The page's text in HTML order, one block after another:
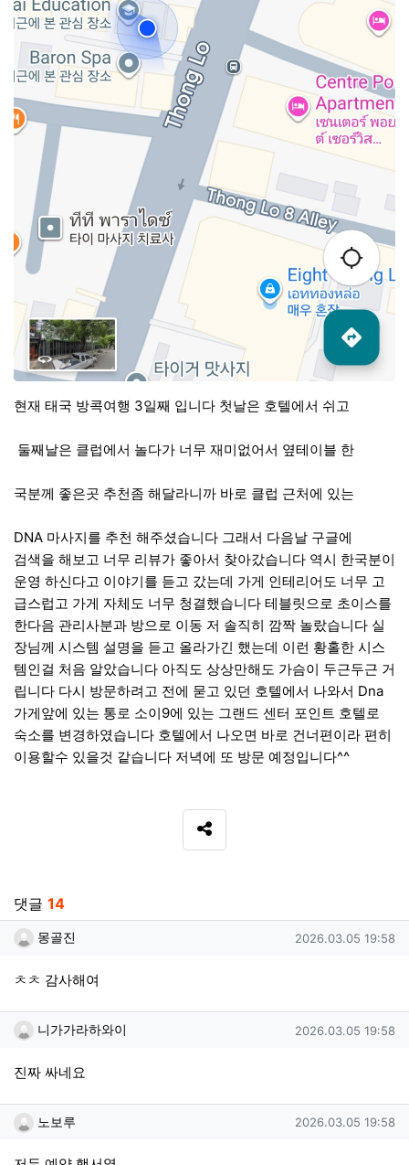
현재 태국 방콕여행 3일째 입니다 첫날은 호텔에서 쉬고
둘째날은 클럽에서 놀다가 너무 재미없어서 옆테이블 한
국분께 좋은곳 추천좀 해달라니까 바로 클럽 근처에 있는
DNA 마사지를 추천 해주셨습니다 그래서 다음날 구글에
검색을 해보고 너무 리뷰가 좋아서 찾아갔습니다 역시 한국분이
운영 하신다고 이야기를 듣고 갔는데 가게 인테리어도 너무 고
급스럽고 가게 자체도 너무 청결했습니다 테블릿으로 초이스를
한다음 관리사분과 방으로 이동 저 솔직히 깜짝 놀랐습니다 실
장님께 시스템 설명을 듣고 올라가긴 했는데 이런 황홀한 시스
템인걸 처음 알았습니다 아직도 상상만해도 가슴이 두근두근 거
립니다 다시 방문하려고 전에 묻고 있던 호텔에서 나와서 Dna
가게앞에 있는 통로 소이9에 있는 그랜드 센터 포인트 호텔로
숙소를 변경하였습니다 호텔에서 나오면 바로 건너편이라 편히
이용할수 있을것 같습니다 저녁에 또 방문 예정입니다^^
SNS 공유
댓글 14
몽골진님의 댓글
몽골진 작성일
2026.03.05 19:58
ㅊㅊ 감사해여
니가가라하와이님의 댓글
니가가라하와이 작성일
2026.03.05 19:58
진짜 싸네요
노보루님의 댓글
노보루 작성일
2026.03.05 19:58